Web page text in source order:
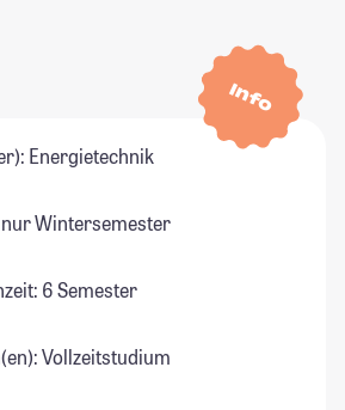
Info
Energietechnik
Wintersemester
6 Semester
Vollzeitstudium